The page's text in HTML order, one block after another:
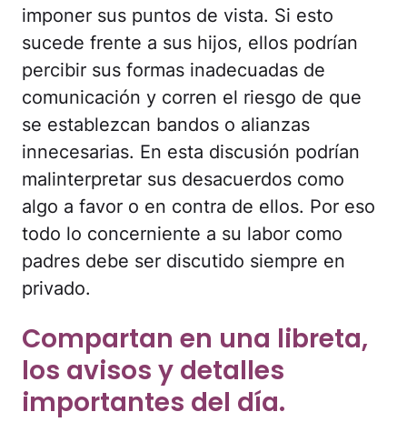
imponer sus puntos de vista. Si esto
sucede frente a sus hijos, ellos podrían
percibir sus formas inadecuadas de
comunicación y corren el riesgo de que
se establezcan bandos o alianzas
innecesarias. En esta discusión podrían
malinterpretar sus desacuerdos como
algo a favor o en contra de ellos. Por eso
todo lo concerniente a su labor como
padres debe ser discutido siempre en
privado.
Compartan en una libreta,
los avisos y detalles
importantes del día.